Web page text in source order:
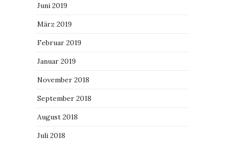
Juni 2019
März 2019
Februar 2019
Januar 2019
November 2018
September 2018
August 2018
Juli 2018